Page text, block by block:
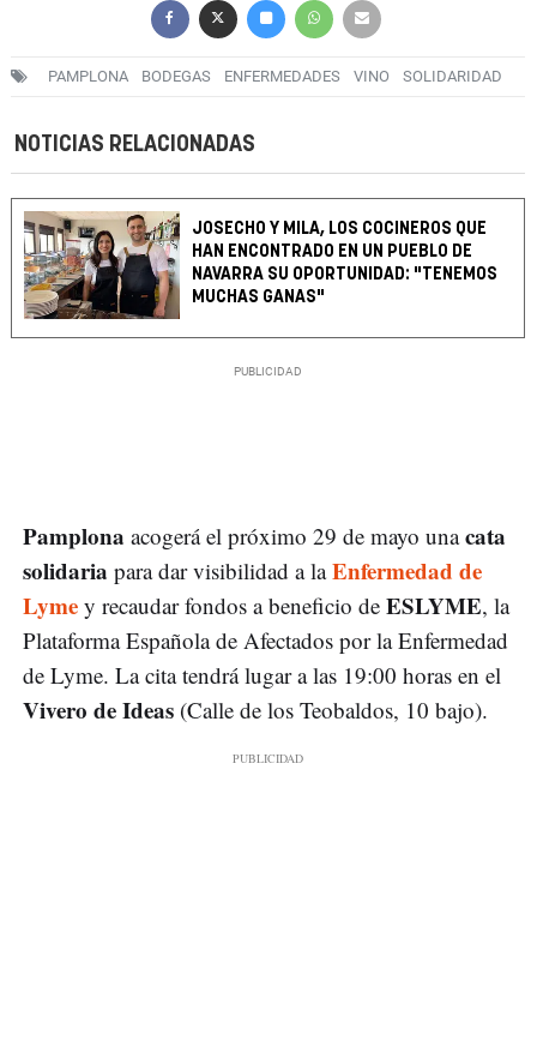
PAMPLONA BODEGAS ENFERMEDADES VINO SOLIDARIDAD
NOTICIAS RELACIONADAS
JOSECHO Y MILA, LOS COCINEROS QUE
HAN ENCONTRADO EN UN PUEBLO DE
NAVARRA SU OPORTUNIDAD: "TENEMOS
MUCHAS GANAS"
Pamplona acogerá el próximo 29 de mayo unacata
solidaria para dar visibilidad a laEnfermedad de
Lyme y recaudar fondos a beneficio de ESLYME, la
Plataforma Española de Afectados por la Enfermedad
de Lyme. La cita tendrá lugar a las 19:00 horas en el
Vivero de Ideas (Calle de los Teobaldos, 10 bajo).